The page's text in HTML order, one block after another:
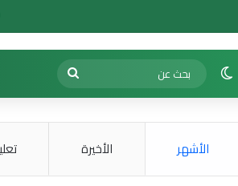
الوضع المظلم
بحث
عن
الأشهر الأخيرة